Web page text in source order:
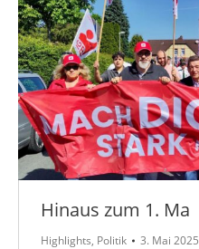
Hinaus zum 1. Ma
Highlights, Politik 3. Mai 2025